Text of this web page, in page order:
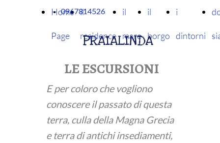
PRAIALINDA
Home
Page
il
residence
il
mare
il
borgo
i
dintorni
0967814526
LE ESCURSIONI
E per coloro che vogliono
conoscere il passato di questa
terra, culla della Magna Grecia
e terra di antichi insediamenti,